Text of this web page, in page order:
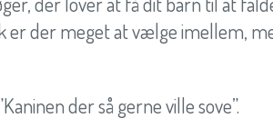
er der meget at vælge imellem,
der så gerne ville sove”.